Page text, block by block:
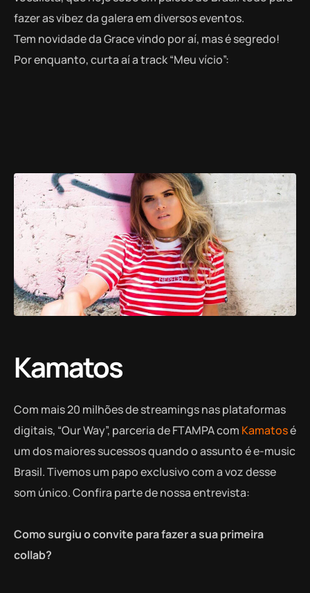
fazer as vibez da galera em diversos eventos.
Tem novidade da Grace vindo por aí, mas é segredo!
Por enquanto, curta aí a track “Meu vício”:
Kamatos
Com mais 20 milhões de streamings nas plataformas
digitais, “Our Way”, parceria de FTAMPA com Kamatosé
um dos maiores sucessos quando o assunto é e-music
Brasil. Tivemos um papo exclusivo com a voz desse
som único. Confira parte de nossa entrevista:
Como surgiu o convite para fazer a sua primeira
collab?